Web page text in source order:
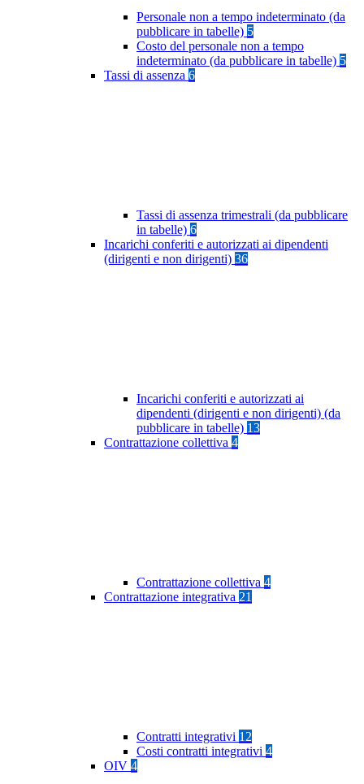
Personale non a tempo indeterminato (da
pubblicare in tabelle) 5
Costo del personale non a tempo
indeterminato (da pubblicare in tabelle) 5
Tassi di assenza 6
Tassi di assenza trimestrali (da pubblicare
in tabelle) 6
Incarichi conferiti e autorizzati ai dipendenti
(dirigenti e non dirigenti) 36
Incarichi conferiti e autorizzati ai
dipendenti (dirigenti e non dirigenti) (da
pubblicare in tabelle) 13
Contrattazione collettiva 4
Contrattazione collettiva 4
Contrattazione integrativa 21
Contratti integrativi 12
Costi contratti integrativi 4
OIV 4